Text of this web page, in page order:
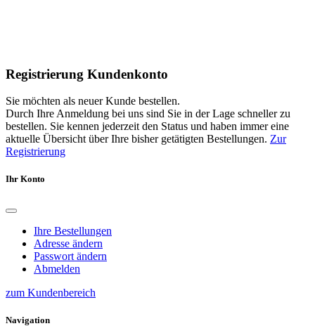
Registrierung Kundenkonto
Sie möchten als neuer Kunde bestellen.
Durch Ihre Anmeldung bei uns sind Sie in der Lage schneller zu
bestellen. Sie kennen jederzeit den Status und haben immer eine
aktuelle Übersicht über Ihre bisher getätigten Bestellungen. Zur
Registrierung
Ihr Konto
Ihre Bestellungen
Adresse ändern
Passwort ändern
Abmelden
zum Kundenbereich
Navigation